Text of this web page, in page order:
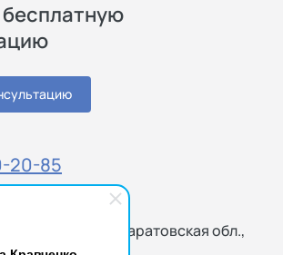
20-85
29, Саратов, Саратовская обл.,